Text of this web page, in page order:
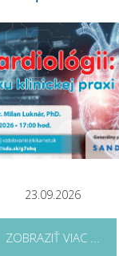
23.09.2026
ZOBRAZIŤ VIAC ...